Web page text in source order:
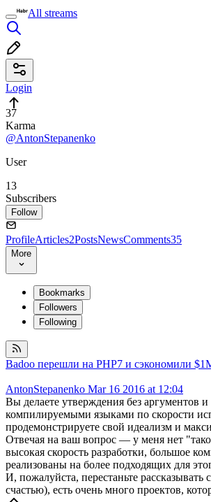
All streams
Login
37
Karma
@AntonStepanenko
User
13
Subscribers
Follow
ProfileArticles2PostsNewsComments35
More
Bookmarks
Followers
Following
Badoo перешли на PHP7 и сэкономили
AntonStepanenko Mar 16 2016 at 12:04
Вы делаете утверждения без аргументов
компилируемыми языками по скорости
продемонстрируете свой идеализм и
Отвечая на ваш вопрос — у меня нет
высокая скорость разработки, большое
реализованы на более подходящих для
И, пожалуйста, перестаньте
счастью), есть очень много проектов,